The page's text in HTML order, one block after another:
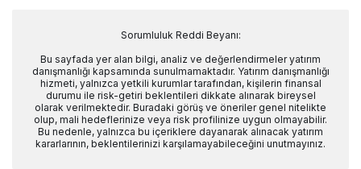
Sorumluluk Reddi Beyanı:
Bu sayfada yer alan bilgi, analiz ve değerlendirmeler yatırım
danışmanlığı kapsamında sunulmamaktadır. Yatırım danışmanlığı
hizmeti, yalnızca yetkili kurumlar tarafından, kişilerin finansal
durumu ile risk-getiri beklentileri dikkate alınarak bireysel
olarak verilmektedir. Buradaki görüş ve öneriler genel nitelikte
olup, mali hedeflerinize veya risk profilinize uygun olmayabilir.
Bu nedenle, yalnızca bu içeriklere dayanarak alınacak yatırım
kararlarının, beklentilerinizi karşılamayabileceğini unutmayınız.